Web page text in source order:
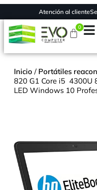
Atención al cliente
0
Inicio / Portátiles
820 G1 Core i5 4300U
LED Windows 10